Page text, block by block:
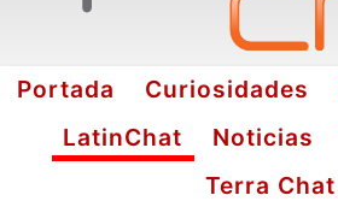
Portada Curiosidades
LatinChat
Noticias
Terra Chat